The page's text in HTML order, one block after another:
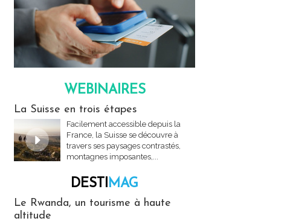
WEBINAIRES
La Suisse en trois étapes
Facilement accessible depuis la
France, la Suisse se découvre à
travers ses paysages contrastés,
montagnes imposantes,...
DESTIMAG
Le Rwanda, un tourisme à haute
altitude